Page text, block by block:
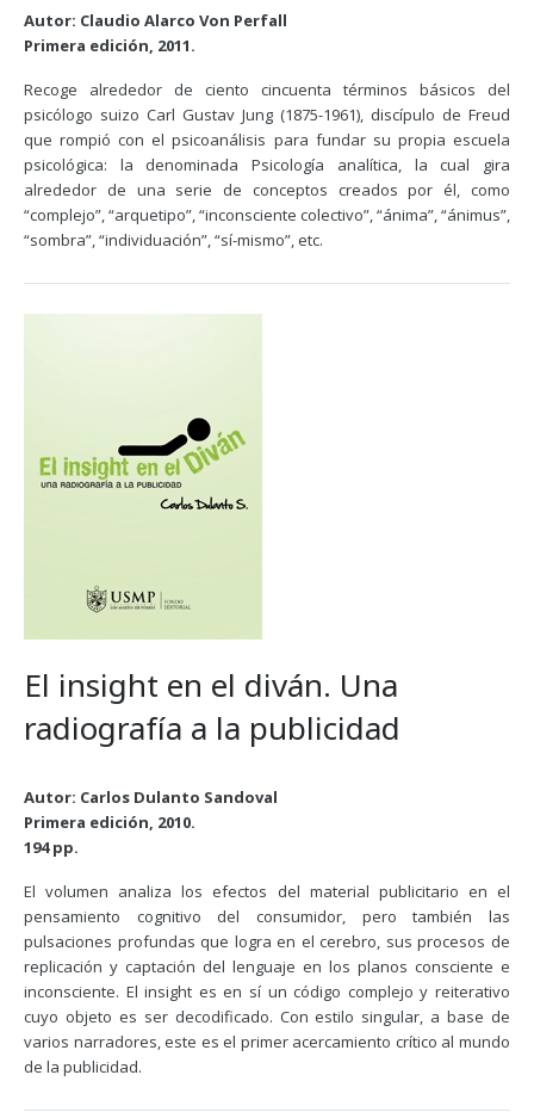
Autor: Claudio Alarco Von Perfall
Primera edición, 2011.
Recoge alrededor de ciento cincuenta términos básicos del
psicólogo suizo Carl Gustav Jung (1875-1961), discípulo de Freud
que rompió con el psicoanálisis para fundar su propia escuela
psicológica: la denominada Psicología analítica, la cual gira
alrededor de una serie de conceptos creados por él, como
“complejo”, “arquetipo”, “inconsciente colectivo”, “ánima”, “ánimus”,
“sombra”, “individuación”, “sí-mismo”, etc.
El insight en el diván. Una
radiografía a la publicidad
Autor: Carlos Dulanto Sandoval
Primera edición, 2010.
194 pp.
El volumen analiza los efectos del material publicitario en el
pensamiento cognitivo del consumidor, pero también las
pulsaciones profundas que logra en el cerebro, sus procesos de
replicación y captación del lenguaje en los planos consciente e
inconsciente. El insight es en sí un código complejo y reiterativo
cuyo objeto es ser decodificado. Con estilo singular, a base de
varios narradores, este es el primer acercamiento crítico al mundo
de la publicidad.